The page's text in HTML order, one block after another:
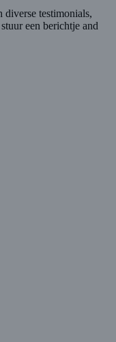
testimonials,
een berichtje and